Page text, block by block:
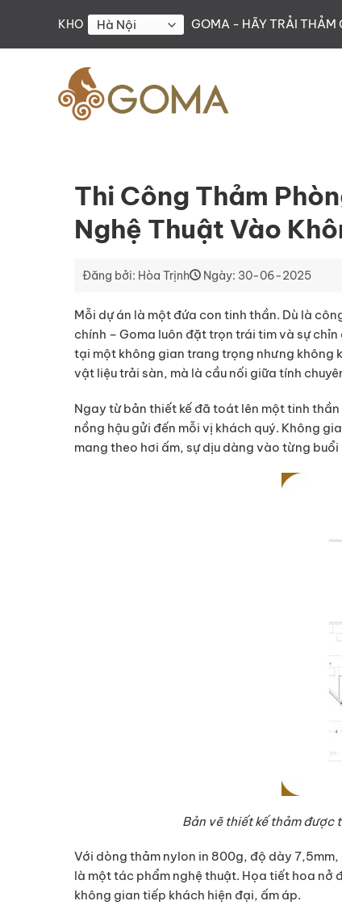
content
KHO GOMA - HÃY TRẢI THẢM
Thi Công Thảm
Nghệ Thuật Vào
Đăng bởi: Hòa Trịnh Ngày: 30-06-2025
Mỗi dự án là một đứa con tinh thần. Dù là
chính – Goma luôn đặt trọn trái tim và sự
tại một không gian trang trọng nhưng không
vật liệu trải sàn, mà là cầu nối giữa tính
Ngay từ bản thiết kế đã toát lên một tinh
nồng hậu gửi đến mỗi vị khách quý. Không
mang theo hơi ấm, sự dịu dàng vào từng
Bản vẽ thiết kế thảm được
Với dòng thảm nylon in 800g, độ dày
là một tác phẩm nghệ thuật. Họa tiết hoa nở
không gian tiếp khách hiện đại, ấm áp.